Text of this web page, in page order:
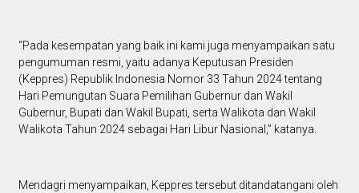
“Pada kesempatan yang baik ini kami juga menyampaikan satu
pengumuman resmi, yaitu adanya Keputusan Presiden
(Keppres) Republik Indonesia Nomor 33 Tahun 2024 tentang
Hari Pemungutan Suara Pemilihan Gubernur dan Wakil
Gubernur, Bupati dan Wakil Bupati, serta Walikota dan Wakil
Walikota Tahun 2024 sebagai Hari Libur Nasional,” katanya.
Mendagri menyampaikan, Keppres tersebut ditandatangani oleh